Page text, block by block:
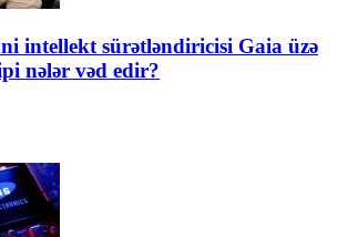
intellekt sürətləndiricisi Gaia üzə
nələr vəd edir?